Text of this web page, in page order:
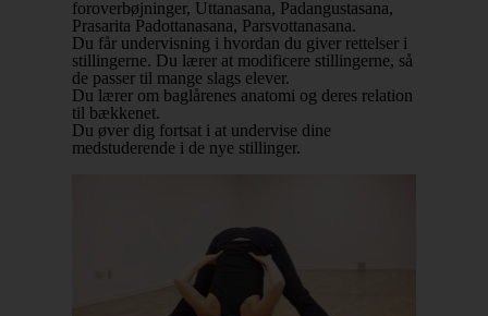
foroverbøjninger, Uttanasana, Padangustasana,
Prasarita Padottanasana, Parsvottanasana.
Du får undervisning i hvordan du giver rettelser i
stillingerne. Du lærer at modificere stillingerne, så
de passer til mange slags elever.
Du lærer om baglårenes anatomi og deres relation
til bækkenet.
Du øver dig fortsat i at undervise dine
medstuderende i de nye stillinger.